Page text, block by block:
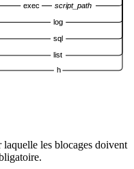
exec script_path
log
sql
list
h
laquelle les blocages doivent